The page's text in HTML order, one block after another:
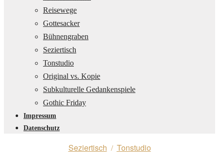
Reisewege
Gottesacker
Bühnengraben
Seziertisch
Tonstudio
Original vs. Kopie
Subkulturelle Gedankenspiele
Gothic Friday
Impressum
Datenschutz
Seziertisch / Tonstudio